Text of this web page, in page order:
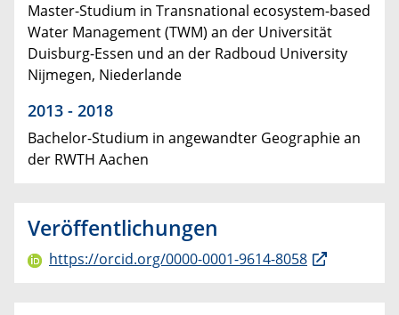
Master-Studium in Transnational ecosystem-based
Water Management (TWM) an der Universität
Duisburg-Essen und an der Radboud University
Nijmegen, Niederlande
2013 - 2018
Bachelor-Studium in angewandter Geographie an
der RWTH Aachen
Veröffentlichungen
https://orcid.org/0000-0001-9614-8058